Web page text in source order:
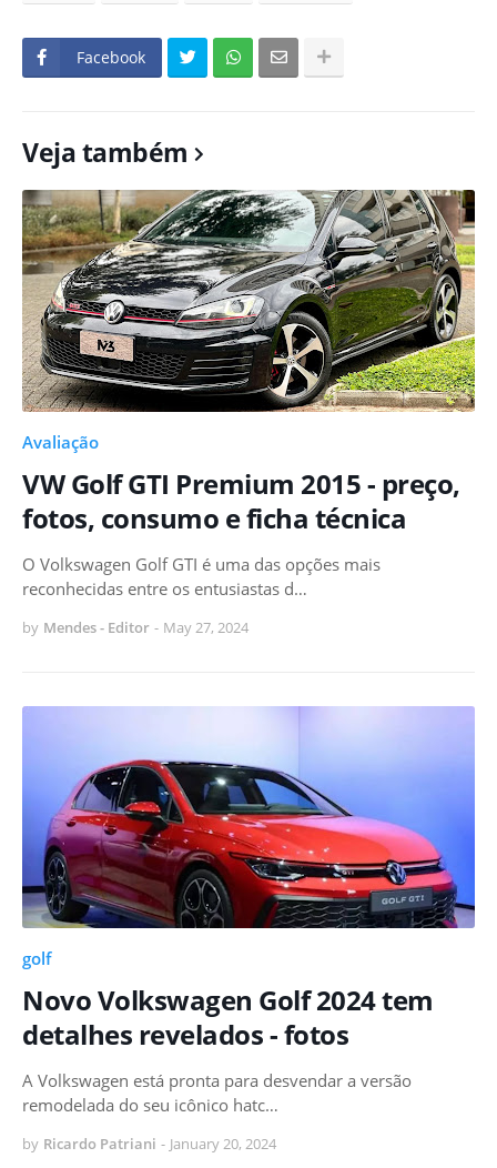
Facebook
Veja também
Avaliação
VW Golf GTI Premium 2015 - preço,
fotos, consumo e ficha técnica
O Volkswagen Golf GTI é uma das opções mais
reconhecidas entre os entusiastas d…
by Mendes - Editor - May 27, 2024
golf
Novo Volkswagen Golf 2024 tem
detalhes revelados - fotos
A Volkswagen está pronta para desvendar a versão
remodelada do seu icônico hatc…
by Ricardo Patriani - January 20, 2024